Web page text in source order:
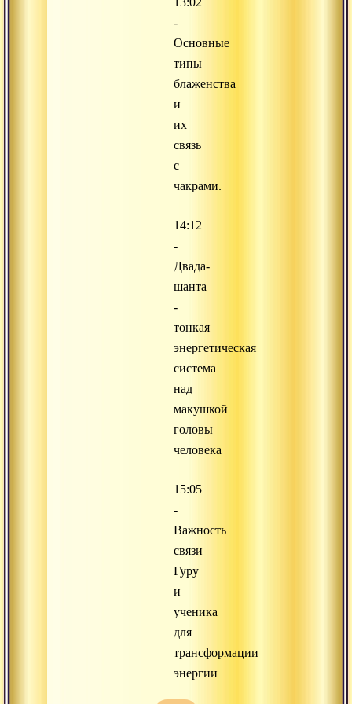
-
Основные
типы
блаженства
и
их
связь
с
чакрами.
14:12
-
Двада-
шанта
-
тонкая
энергетическая
система
над
макушкой
головы
человека
15:05
-
Важность
связи
Гуру
и
ученика
для
трансформации
энергии